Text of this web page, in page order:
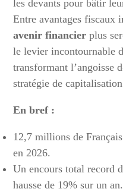
les devants pour bâtir
Entre avantages fiscaux
avenir financier plus
le levier incontournable
transformant l’angoisse
stratégie de
En bref :
12,7 millions de
en 2026.
Un encours total record
hausse de 19% sur un an.